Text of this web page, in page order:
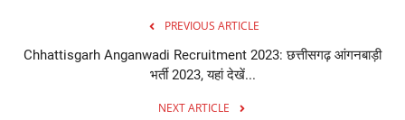
PREVIOUS ARTICLE
Chhattisgarh Anganwadi Recruitment 2023: छत्तीसगढ़ आंगनबाड़ी
भर्ती 2023, यहां देखें...
NEXT ARTICLE